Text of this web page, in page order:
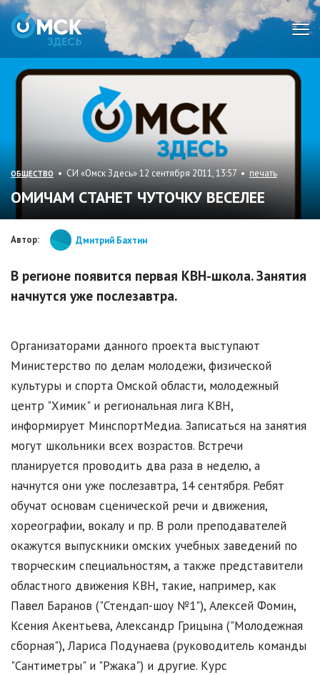
ОБЩЕСТВО • СИ «Омск Здесь» 12 сентября 2011, 13:57 • печать
ОМИЧАМ СТАНЕТ ЧУТОЧКУ ВЕСЕЛЕЕ
Автор: Дмитрий Бахтин
В регионе появится первая КВН-школа. Занятия
начнутся уже послезавтра.
Организаторами данного проекта выступают
Министерство по делам молодежи, физической
культуры и спорта Омской области, молодежный
центр "Химик" и региональная лига КВН,
информирует МинспортМедиа. Записаться на занятия
могут школьники всех возрастов. Встречи
планируется проводить два раза в неделю, а
начнутся они уже послезавтра, 14 сентября. Ребят
обучат основам сценической речи и движения,
хореографии, вокалу и пр. В роли преподавателей
окажутся выпускники омских учебных заведений по
творческим специальностям, а также представители
областного движения КВН, такие, например, как
Павел Баранов ("Стендап-шоу №1"), Алексей Фомин,
Ксения Акентьева, Александр Грицына ("Молодежная
сборная"), Лариса Подунаева (руководитель команды
"Сантиметры" и "Ржака") и другие. Курс